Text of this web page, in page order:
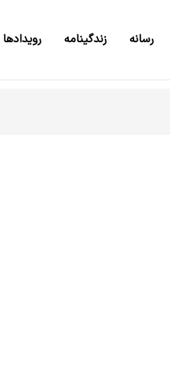
رسانه زندگینامه رویدادها